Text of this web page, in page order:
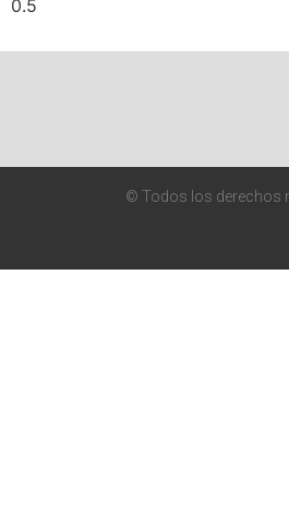
© Todos los derechos